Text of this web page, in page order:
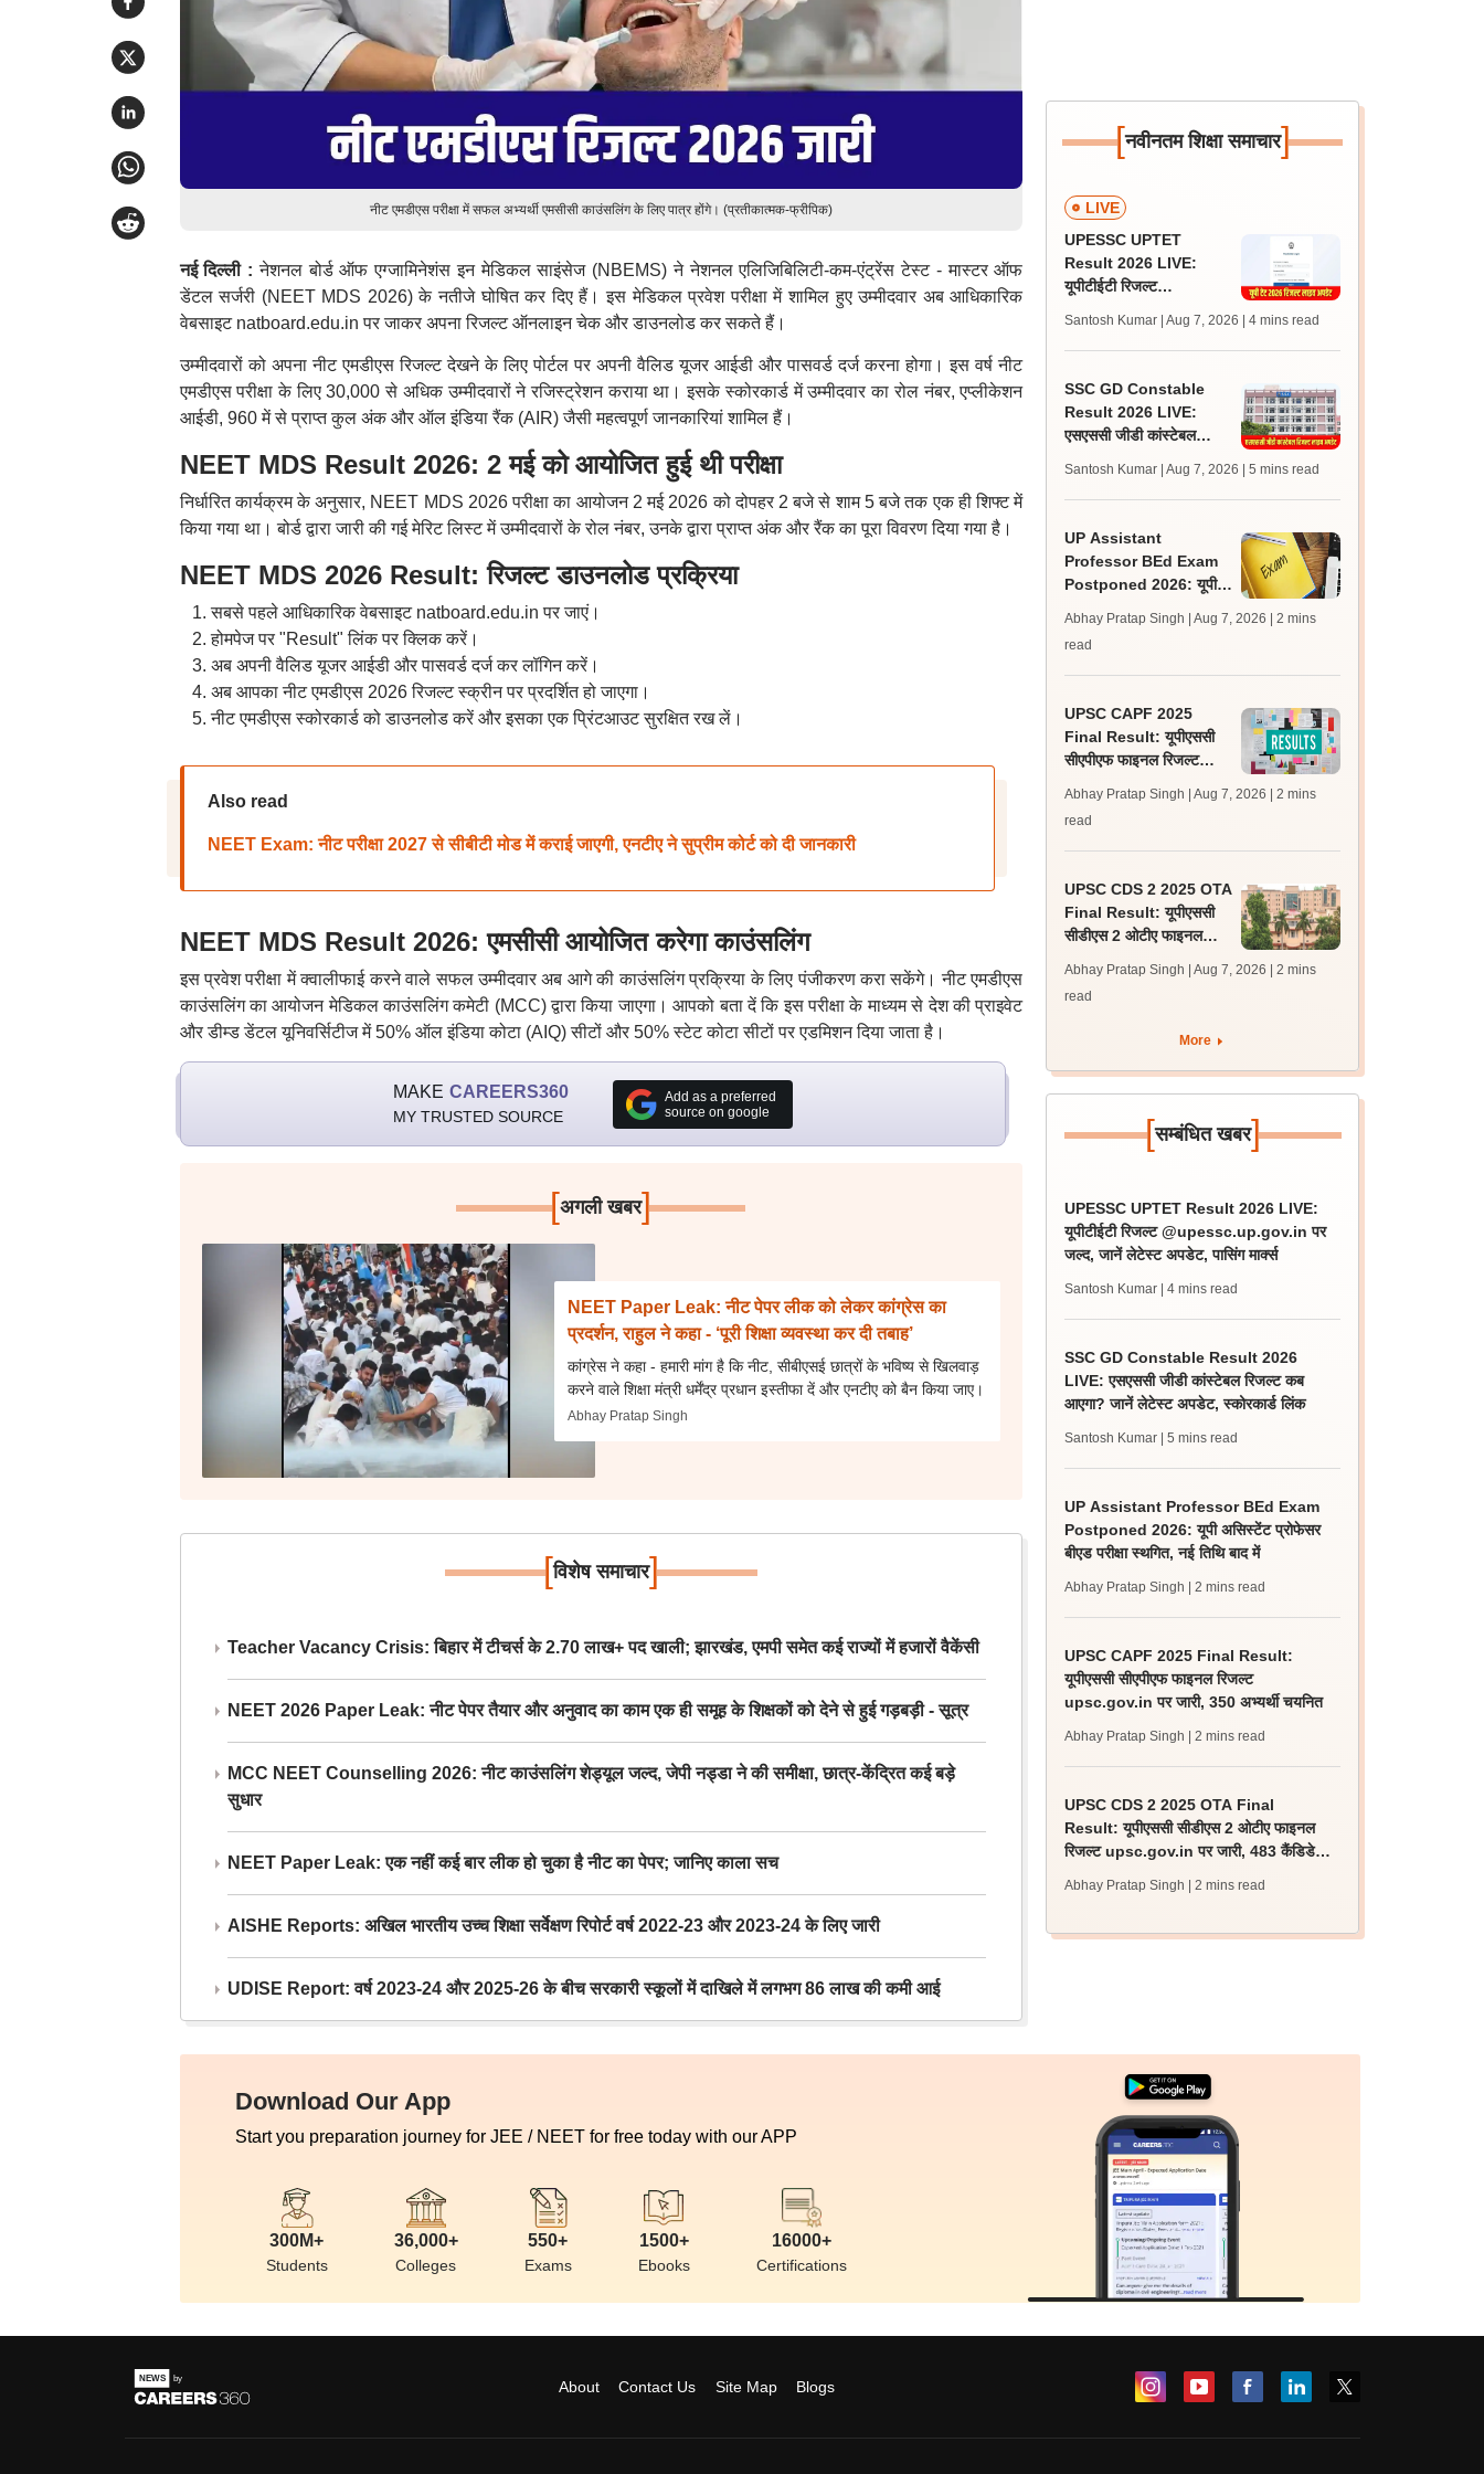
नीट एमडीएस परीक्षा में सफल अभ्यर्थी एमसीसी काउंसलिंग के लिए पात्र होंगे। (प्रतीकात्मक-फ्रीपिक)
नई दिल्ली :नेशनल बोर्ड ऑफ एग्जामिनेशंस इन मेडिकल साइंसेज (NBEMS) ने नेशनल एलिजिबिलिटी-कम-एंट्रेंस टेस्ट - मास्टर ऑफ
डेंटल सर्जरी (NEET MDS 2026) के नतीजे घोषित कर दिए हैं। इस मेडिकल प्रवेश परीक्षा में शामिल हुए उम्मीदवार अब आधिकारिक
वेबसाइट natboard.edu.in पर जाकर अपना रिजल्ट ऑनलाइन चेक और डाउनलोड कर सकते हैं।
उम्मीदवारों को अपना नीट एमडीएस रिजल्ट देखने के लिए पोर्टल पर अपनी वैलिड यूजर आईडी और पासवर्ड दर्ज करना होगा। इस वर्ष नीट
एमडीएस परीक्षा के लिए 30,000 से अधिक उम्मीदवारों ने रजिस्ट्रेशन कराया था। इसके स्कोरकार्ड में उम्मीदवार का रोल नंबर, एप्लीकेशन
आईडी, 960 में से प्राप्त कुल अंक और ऑल इंडिया रैंक (AIR) जैसी महत्वपूर्ण जानकारियां शामिल हैं।
NEET MDS Result 2026: 2 मई को आयोजित हुई थी परीक्षा
निर्धारित कार्यक्रम के अनुसार, NEET MDS 2026 परीक्षा का आयोजन 2 मई 2026 को दोपहर 2 बजे से शाम 5 बजे तक एक ही शिफ्ट में
किया गया था। बोर्ड द्वारा जारी की गई मेरिट लिस्ट में उम्मीदवारों के रोल नंबर, उनके द्वारा प्राप्त अंक और रैंक का पूरा विवरण दिया गया है।
NEET MDS 2026 Result: रिजल्ट डाउनलोड प्रक्रिया
सबसे पहले आधिकारिक वेबसाइट natboard.edu.in पर जाएं।
होमपेज पर "Result" लिंक पर क्लिक करें।
अब अपनी वैलिड यूजर आईडी और पासवर्ड दर्ज कर लॉगिन करें।
अब आपका नीट एमडीएस 2026 रिजल्ट स्क्रीन पर प्रदर्शित हो जाएगा।
नीट एमडीएस स्कोरकार्ड को डाउनलोड करें और इसका एक प्रिंटआउट सुरक्षित रख लें।
Also read
NEET Exam: नीट परीक्षा 2027 से सीबीटी मोड में कराई जाएगी, एनटीए ने सुप्रीम कोर्ट को दी जानकारी
NEET MDS Result 2026: एमसीसी आयोजित करेगा काउंसलिंग
इस प्रवेश परीक्षा में क्वालीफाई करने वाले सफल उम्मीदवार अब आगे की काउंसलिंग प्रक्रिया के लिए पंजीकरण करा सकेंगे। नीट एमडीएस
काउंसलिंग का आयोजन मेडिकल काउंसलिंग कमेटी (MCC) द्वारा किया जाएगा। आपको बता दें कि इस परीक्षा के माध्यम से देश की प्राइवेट
और डीम्ड डेंटल यूनिवर्सिटीज में 50% ऑल इंडिया कोटा (AIQ) सीटों और 50% स्टेट कोटा सीटों पर एडमिशन दिया जाता है।
MAKE CAREERS360
MY TRUSTED SOURCE
Add as a preferred
source on google
[अगली खबर]
NEET Paper Leak: नीट पेपर लीक को लेकर कांग्रेस का
प्रदर्शन, राहुल ने कहा - ‘पूरी शिक्षा व्यवस्था कर दी तबाह’
कांग्रेस ने कहा - हमारी मांग है कि नीट, सीबीएसई छात्रों के भविष्य से खिलवाड़
करने वाले शिक्षा मंत्री धर्मेंद्र प्रधान इस्तीफा दें और एनटीए को बैन किया जाए।
Abhay Pratap Singh
[विशेष समाचार]
Teacher Vacancy Crisis: बिहार में टीचर्स के 2.70 लाख+ पद खाली; झारखंड, एमपी समेत कई राज्यों में हजारों वैकेंसी
NEET 2026 Paper Leak: नीट पेपर तैयार और अनुवाद का काम एक ही समूह के शिक्षकों को देने से हुई गड़बड़ी - सूत्र
MCC NEET Counselling 2026: नीट काउंसलिंग शेड्यूल जल्द, जेपी नड्डा ने की समीक्षा, छात्र-केंद्रित कई बड़े
सुधार
NEET Paper Leak: एक नहीं कई बार लीक हो चुका है नीट का पेपर; जानिए काला सच
AISHE Reports: अखिल भारतीय उच्च शिक्षा सर्वेक्षण रिपोर्ट वर्ष 2022-23 और 2023-24 के लिए जारी
UDISE Report: वर्ष 2023-24 और 2025-26 के बीच सरकारी स्कूलों में दाखिले में लगभग 86 लाख की कमी आई
[नवीनतम शिक्षा समाचार]
LIVE
UPESSC UPTET
Result 2026 LIVE:
यूपीटीईटी रिजल्ट
जल्द, जानें लेटेस्ट अपडेट,
पासिंग मार्क्स
Santosh Kumar | Aug 7, 2026 | 4 mins read
SSC GD Constable
Result 2026 LIVE:
एसएससी जीडी कांस्टेबल
लेटेस्ट अपडेट, स्कोरकार्ड लिंक
Santosh Kumar | Aug 7, 2026 | 5 mins read
UP Assistant
Professor BEd Exam
Postponed 2026: यूपी
स्थगित, नई तिथि बाद में
Abhay Pratap Singh | Aug 7, 2026
| 2 mins
read
UPSC CAPF 2025
Final Result: यूपीएससी
सीएपीएफ फाइनल रिजल्ट
350 अभ्यर्थी चयनित
Abhay Pratap Singh | Aug 7, 2026
| 2 mins
read
UPSC CDS 2 2025 OTA
Final Result: यूपीएससी
सीडीएस 2 ओटीए फाइनल
जारी, 483 कैंडिडेट चयनित
Abhay Pratap Singh | Aug 7, 2026
| 2 mins
read
More
[सम्बंधित खबर]
UPESSC UPTET Result 2026 LIVE:
यूपीटीईटी रिजल्ट @upessc.up.gov.in पर
जल्द, जानें लेटेस्ट अपडेट, पासिंग मार्क्स
Santosh Kumar | 4 mins read
SSC GD Constable Result 2026
LIVE: एसएससी जीडी कांस्टेबल रिजल्ट कब
आएगा? जानें लेटेस्ट अपडेट, स्कोरकार्ड लिंक
Santosh Kumar | 5 mins read
UP Assistant Professor BEd Exam
Postponed 2026: यूपी असिस्टेंट प्रोफेसर
बीएड परीक्षा स्थगित, नई तिथि बाद में
Abhay Pratap Singh | 2 mins read
UPSC CAPF 2025 Final Result:
यूपीएससी सीएपीएफ फाइनल रिजल्ट
upsc.gov.in पर जारी, 350 अभ्यर्थी चयनित
Abhay Pratap Singh | 2 mins read
UPSC CDS 2 2025 OTA Final
Result: यूपीएससी सीडीएस 2 ओटीए फाइनल
रिजल्ट upsc.gov.in पर जारी, 483 कैंडिडेट
Abhay Pratap Singh | 2 mins read
Download Our App
Start you preparation journey for JEE / NEET for free today with our APP
300M+
Students
36,000+
Colleges
550+
Exams
1500+
Ebooks
16000+
Certifications
About Contact Us Site Map Blogs